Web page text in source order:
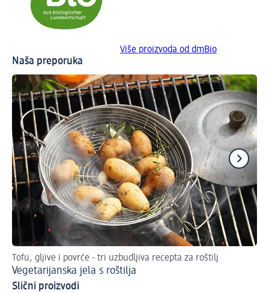
Više proizvoda od dmBio
Naša preporuka
Tofu, gljive i povrće - tri uzbudljiva recepta za roštilj
Vegetarijanska jela s roštilja
Slični proizvodi